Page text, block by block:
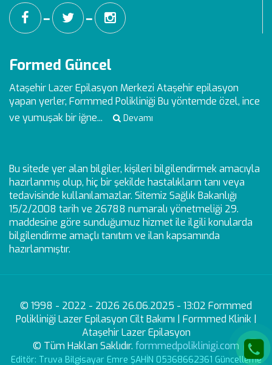
━ ━
Formed Güncel
Ataşehir Lazer Epilasyon Merkezi Ataşehir epilasyon
yapan yerler, Formmed Polikliniği Bu yöntemde özel, ince
ve yumuşak bir iğne...
Devamı
Bu sitede yer alan bilgiler, kişileri bilgilendirmek amacıyla
hazırlanmış olup, hiç bir şekilde hastalıkların tanı veya
tedavisinde kullanılamazlar. Sitemiz Sağlık Bakanlığı
15/2/2008 tarih ve 26788 numaralı yönetmeliği 29.
maddesine göre sunduğumuz hizmet ile ilgili konularda
bilgilendirme amaçlı tanıtım ve ilan kapsamında
hazırlanmıştır.
© 1998 - 2022 - 2026 26.06.2025 - 13:02 Formmed
Polikliniği Lazer Epilasyon Cilt Bakımı | Formmed Klinik |
Ataşehir Lazer Epilasyon
© Tüm Hakları Saklıdır. formmedpoliklinigi.com
Editör: Truva Bilgisayar Emre ŞAHİN 05368662361 Güncelleme